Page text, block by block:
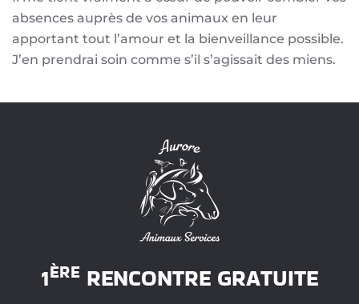
absences auprès de vos animaux en leur
apportant tout l’amour et la bienveillance possible.
J’en prendrai soin comme s’il s’agissait des miens.
1ÈRE RENCONTRE GRATUITE